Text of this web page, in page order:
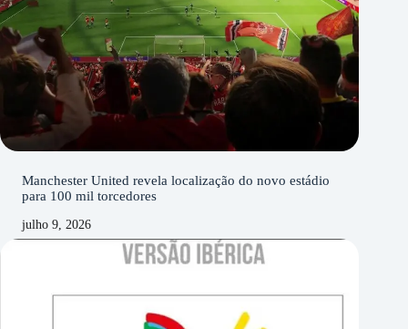
Manchester United revela localização do novo estádio
para 100 mil torcedores
julho 9, 2026